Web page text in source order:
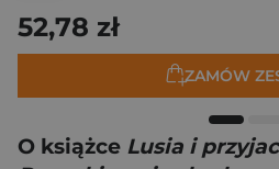
52,78 zł
ZAMÓW
O książce Lusia i